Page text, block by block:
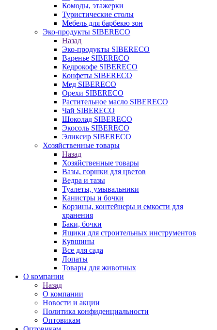
Комоды, этажерки
Туристические столы
Мебель для барбекю зон
Эко-продукты SIBERECO
Назад
Эко-продукты SIBERECO
Варенье SIBERECO
Кедрокофе SIBERECO
Конфеты SIBERECO
Мед SIBERECO
Орехи SIBERECO
Растительное масло SIBERECO
Чай SIBERECO
Шоколад SIBERECO
Экосоль SIBERECO
Эликсир SIBERECO
Хозяйственные товары
Назад
Хозяйственные товары
Вазы, горшки для цветов
Ведра и тазы
Туалеты, умывальники
Канистры и бочки
Корзины, контейнеры и емкости для
хранения
Баки, бочки
Ящики для строительных инструментов
Кувшины
Все для сада
Лопаты
Товары для животных
О компании
Назад
О компании
Новости и акции
Политика конфиденциальности
Оптовикам